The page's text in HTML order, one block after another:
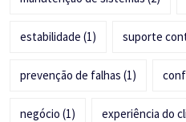
estabilidade (1) suporte
prevenção de falhas (1)
negócio (1) experiência do